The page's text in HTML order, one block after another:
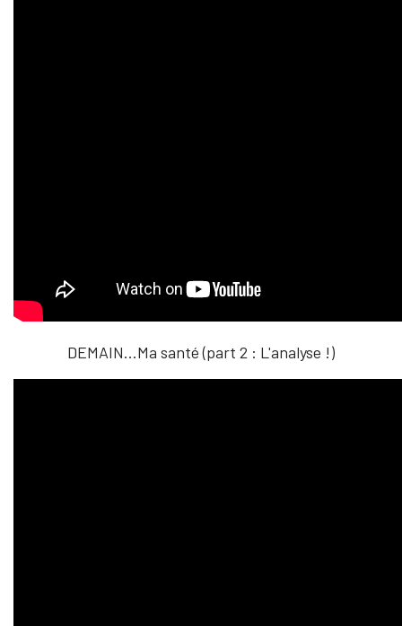
DEMAIN...Ma santé (part 2 : L'analyse !)